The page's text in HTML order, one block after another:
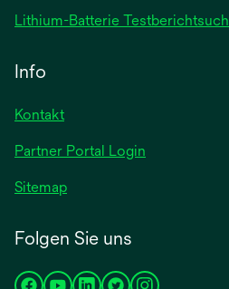
Lithium-Batterie
Info
Kontakt
Partner Portal Login
Sitemap
Folgen Sie uns